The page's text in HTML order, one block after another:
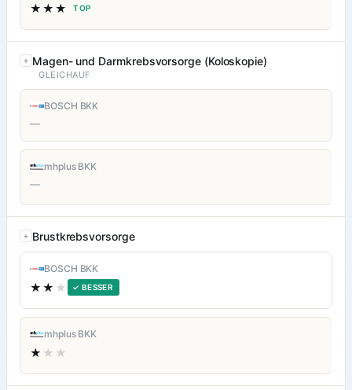
★★★ TOP
Magen- und Darmkrebsvorsorge (Koloskopie)
GLEICHAUF
BOSCH BKK
—
mhplus BKK
—
Brustkrebsvorsorge
BOSCH BKK
★★ ★ ✓ BESSER
mhplus BKK
★ ★★